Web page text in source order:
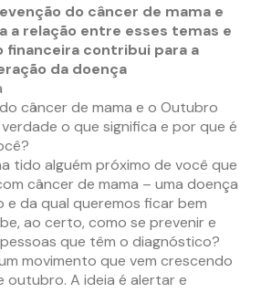
do câncer de mama e
a relação entre esses temas e
financeira contribui para a
da doença
câncer de mama e o Outubro
o que significa e por que é
tido alguém próximo de você que
câncer de mama – uma doença
e da qual queremos ficar bem
ao certo, como se prevenir e
que têm o diagnóstico?
movimento que vem crescendo
outubro. A ideia é alertar e